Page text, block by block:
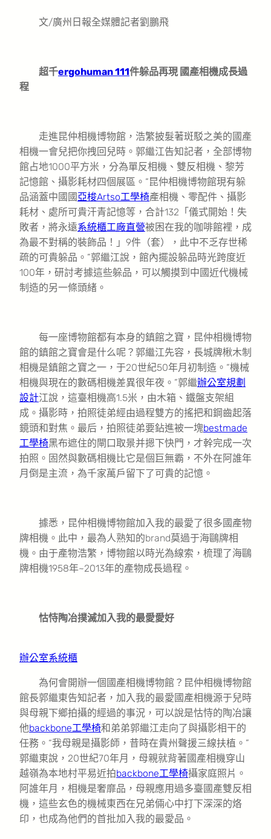
文/廣州日報全媒體記者劉鵬飛
超千ergohuman 111件躲品再現 國產相機成長過
程
走進昆仲相機博物館，浩繁披髮著斑駁之美的國產
相機一會兒把你拽回兒時。郭繼江告知記者，全部博物
館占地1000平方米，分為單反相機、雙反相機、黎芳
記憶館、攝影耗材四個展區。“昆仲相機博物館現有躲
品涵蓋中國國亞梭Artso工學椅產相機、零配件、攝影
耗材、處所可貴汗青記憶等，合計132「儀式開始！失
敗者，將永遠系統櫃工廠直營被困在我的咖啡館裡，成
為最不對稱的裝飾品！」9件（套），此中不乏存世稀
疏的可貴躲品。”郭繼江說，館內擺設躲品時光跨度近
100年，研討考據這些躲品，可以觸摸到中國近代機械
制造的另一條頭緒。
每一座博物館都有本身的鎮館之寶，昆仲相機博物
館的鎮館之寶會是什么呢？郭繼江先容，長城牌楸木制
相機是鎮館之寶之一，于20世紀50年月初制造。“機械
相機與現在的數碼相機差異很年夜。”郭繼辦公室規劃
設計江說，這臺相機高1.5米，由木箱、鐵盤支架組
成。攝影時，拍照徒弟經由過程雙方的搖把和鋼齒起落
鏡頭和對焦。最后，拍照徒弟要鉆進被一塊bestmade
工學椅黑布遮住的閘口取景并摁下快門，才幹完成一次
拍照。固然與數碼相機比它是個巨無霸，不外在阿誰年
月倒是主流，為千家萬戶留下了可貴的記憶。
據悉，昆仲相機博物館加入我的最愛了很多國產物
牌相機。此中，最為人熟知的brand莫過于海鷗牌相
機。由于產物浩繁，博物館以時光為線索，梳理了海鷗
牌相機1958年~2013年的產物成長過程。
怙恃陶冶撲滅加入我的最愛愛好
辦公室系統櫃
為何會開辦一個國產相機博物館？昆仲相機博物館
館長郭繼東告知記者，加入我的最愛國產相機源于兒時
與母親下鄉拍攝的經過的事況，可以說是怙恃的陶冶讓
他backbone工學椅和弟弟郭繼江走向了與攝影相干的
任務。“我母親是攝影師，昔時在貴州聲援三線扶植。”
郭繼東說，20世紀70年月，母親就背著國產相機穿山
越嶺為本地村平易近拍backbone工學椅攝家庭照片。
阿誰年月，相機是奢靡品，母親應用過多臺國產雙反相
機，這些玄色的機械東西在兄弟倆心中打下深深的烙
印，也成為他們的首批加入我的最愛品。